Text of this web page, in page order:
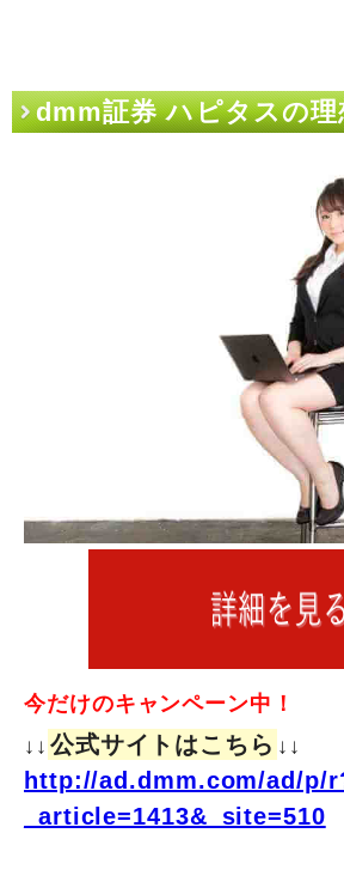
dmm証券 ハピタスの理
今だけのキャンペーン中！
↓↓ 公式サイトはこちら ↓↓
http://ad.dmm.com/ad/p/
_article=1413&_site=510